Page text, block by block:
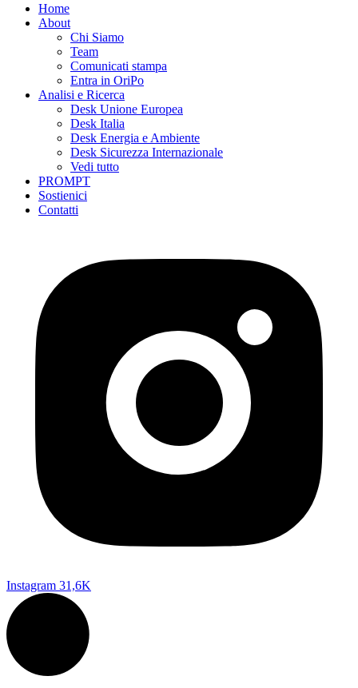
Home
About
Chi Siamo
Team
Comunicati stampa
Entra in OriPo
Analisi e Ricerca
Desk Unione Europea
Desk Italia
Desk Energia e Ambiente
Desk Sicurezza Internazionale
Vedi tutto
PROMPT
Sostienici
Contatti
Instagram 31,6K